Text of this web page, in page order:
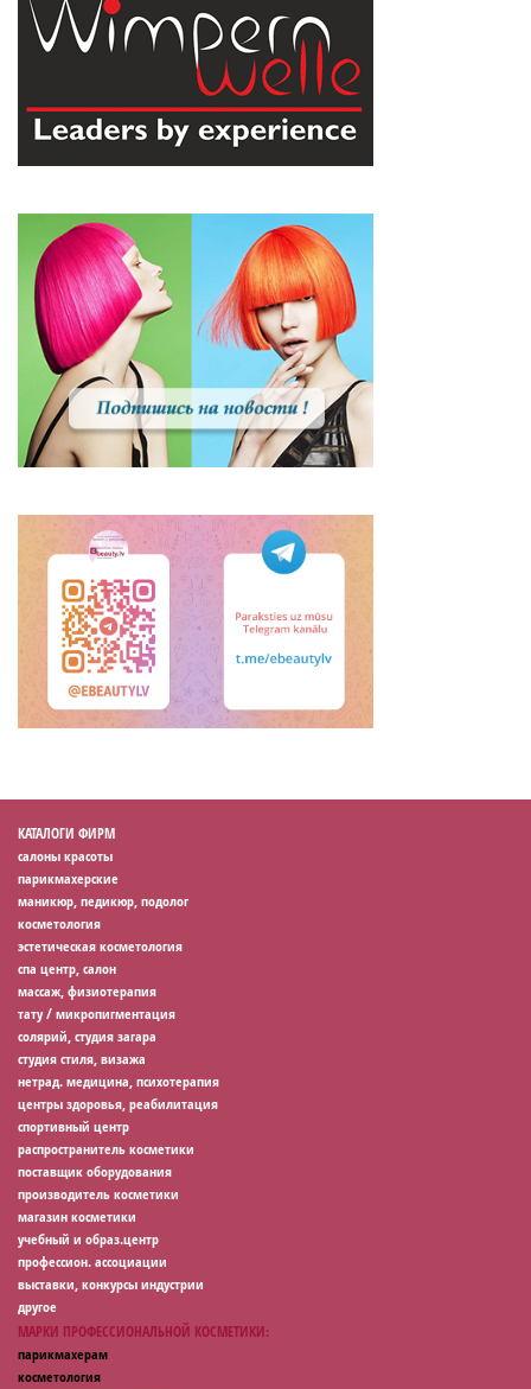
КАТАЛОГИ ФИРМ
салоны красоты
парикмахерские
маникюр, педикюр, подолог
косметология
эстетическая косметология
спа центр, салон
массаж, физиотерапия
тату / микропигментация
солярий, студия загара
студия стиля, визажа
нетрад. медицина, психотерапия
центры здоровья, реабилитация
спортивный центр
распространитель косметики
поставщик оборудования
производитель косметики
магазин косметики
учебный и образ.центр
профессион. ассоциации
выставки, конкурсы индустрии
другое
МАРКИ ПРОФЕССИОНАЛЬНОЙ КОСМЕТИКИ:
парикмахерам
косметология